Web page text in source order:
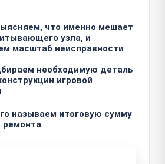
что именно мешает
узла, и
масштаб неисправности
необходимую деталь
игровой
называем итоговую сумму
ремонта